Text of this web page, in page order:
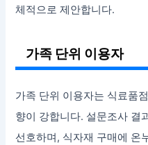
체적으로 제안합니다.
가족 단위 이용자
가족 단위 이용자는 식료품
향이 강합니다. 설문조사 결
선호하며, 식자재 구매에 온